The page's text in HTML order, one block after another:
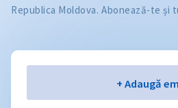
Republica Moldova. Abonează-te și
+ Adaugă